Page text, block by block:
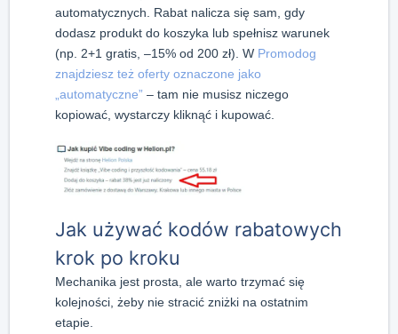
automatycznych. Rabat nalicza się sam, gdy
dodasz produkt do koszyka lub spełnisz warunek
(np. 2+1 gratis, –15% od 200 zł). W Promodog
znajdziesz też oferty oznaczone jako
„automatyczne” – tam nie musisz niczego
kopiować, wystarczy kliknąć i kupować.
Jak używać kodów rabatowych
krok po kroku
Mechanika jest prosta, ale warto trzymać się
kolejności, żeby nie stracić zniżki na ostatnim
etapie.